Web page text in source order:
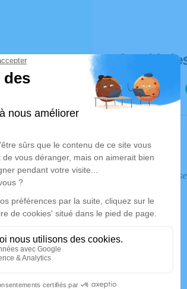
Déroulé
Ce service